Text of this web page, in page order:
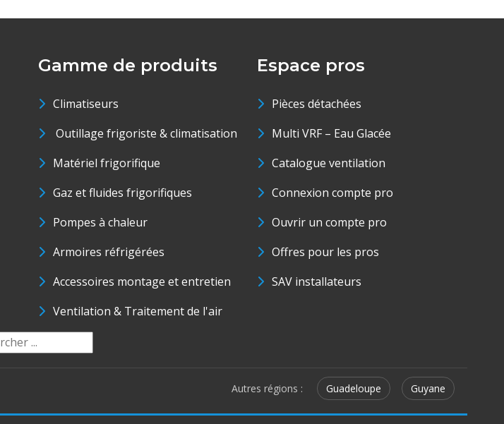
Gamme de produits
Climatiseurs
Outillage frigoriste & climatisation
Matériel frigorifique
Gaz et fluides frigorifiques
Pompes à chaleur
Armoires réfrigérées
Accessoires montage et entretien
Ventilation & Traitement de l'air
Espace pros
Pièces détachées
Multi VRF – Eau Glacée
Catalogue ventilation
Connexion compte pro
Ouvrir un compte pro
Offres pour les pros
SAV installateurs
Autres régions : Guadeloupe Guyane